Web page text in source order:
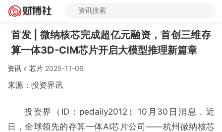
首发 | 微纳核芯完成超亿元融资，首创三维存
算一体3D-CIM芯片开启大模型推理新篇章
资讯 » 芯片 2025-11-06
来源：投资界讯
投资界（ID：pedaily2012）10月30日消息，近
日，全球领先的存算一体AI芯片公司——杭州微纳核芯